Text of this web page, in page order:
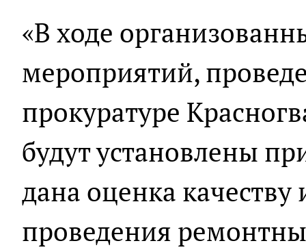
«В ходе
мероприятий,
прокуратуре
будут установлены
дана оценка
проведения